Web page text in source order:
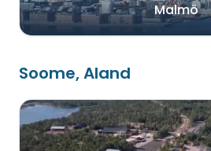
Malmö
Soome, Aland